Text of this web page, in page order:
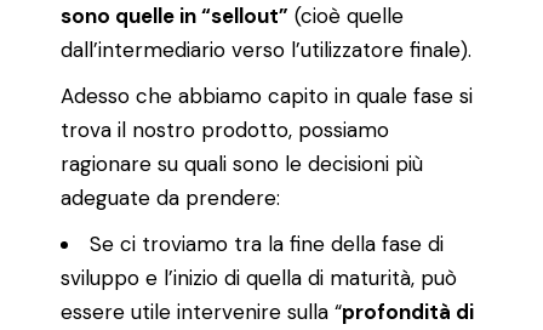
sono quelle in “sellout” (cioè quelle
dall’intermediario verso l’utilizzatore finale).
Adesso che abbiamo capito in quale fase si
trova il nostro prodotto, possiamo
ragionare su quali sono le decisioni più
adeguate da prendere:
Se ci troviamo tra la fine della fase di
sviluppo e l’inizio di quella di maturità, può
essere utile intervenire sulla “profondità di